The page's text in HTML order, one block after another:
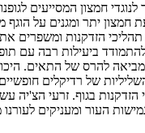
לנוגדי חמצון המסייעים
חמצון יתר ומגנים על הוגף
הזדקנות ומשפרים
ביעילות רבה עם
מביאה להרס של התאים.
של רדיקלים
בגוף. זרעי הצ'יה
העור ומעניקים